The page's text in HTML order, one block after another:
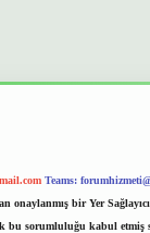
Teams:
bir Yer
sorumluluğu kabul